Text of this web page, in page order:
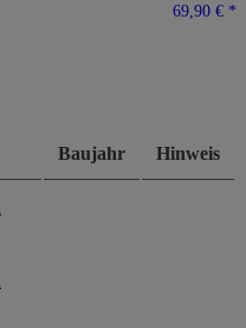
69,90 € *
Baujahr Hinweis